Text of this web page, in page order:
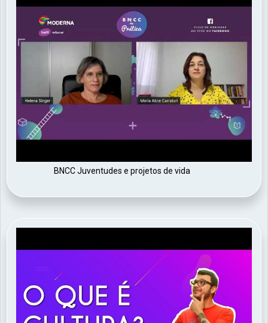
BNCC Juventudes e projetos de vida
erat quis iaculis vestibulum. Curabitur sit amet purus et
tellus consectetur vehicula.